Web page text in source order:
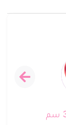
الثلث